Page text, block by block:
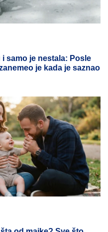
samo je nestala: Posle
je kada je saznao